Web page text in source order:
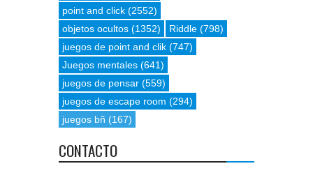
point and click (2552)
objetos ocultos (1352) Riddle (798)
juegos de point and clik (747)
Juegos mentales (641)
juegos de pensar (559)
juegos de escape room (294)
juegos bñ (167)
CONTACTO